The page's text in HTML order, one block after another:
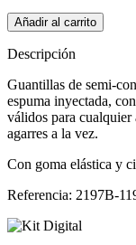
Añadir al carrito
Descripción
Guantillas de semi-
espuma inyectada,
válidos para cualquier
agarres a la vez.
Con goma elástica y
Referencia: 2197B-